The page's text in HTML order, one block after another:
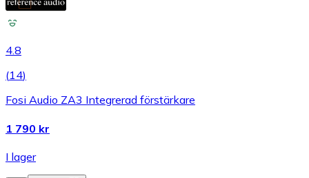
4.8
(14)
Fosi Audio ZA3 Integrerad förstärkare
1 790 kr
I lager